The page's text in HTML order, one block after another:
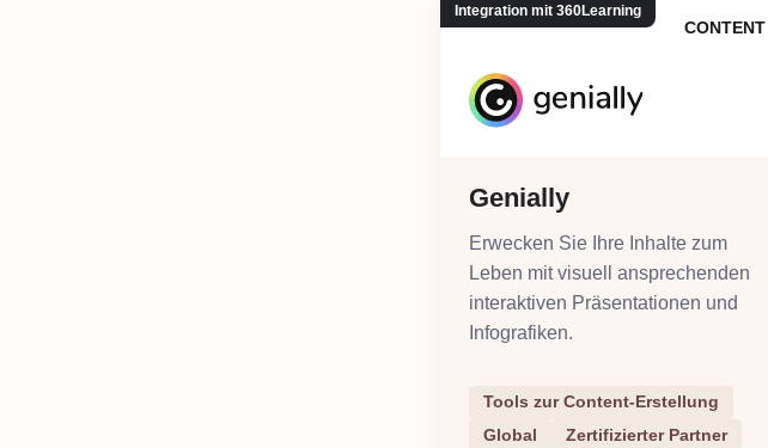
Integration mit 360Learning
CONTENT
Genially
Erwecken Sie Ihre Inhalte zum
Leben mit visuell ansprechenden
interaktiven Präsentationen und
Infografiken.
Tools zur Content-Erstellung
Global
Zertifizierter Partner